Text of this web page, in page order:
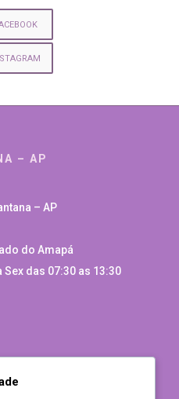
– AP
– AP
do Amapá
das 07:30 as 13:30